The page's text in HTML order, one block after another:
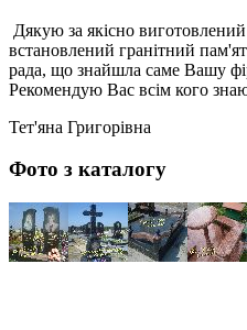
Дякую за якісно виготовлений
встановлений гранітний
рада, що знайшла саме Вашу
Рекомендую Вас всім кого
Тет'яна Григорівна
Фото з каталогу